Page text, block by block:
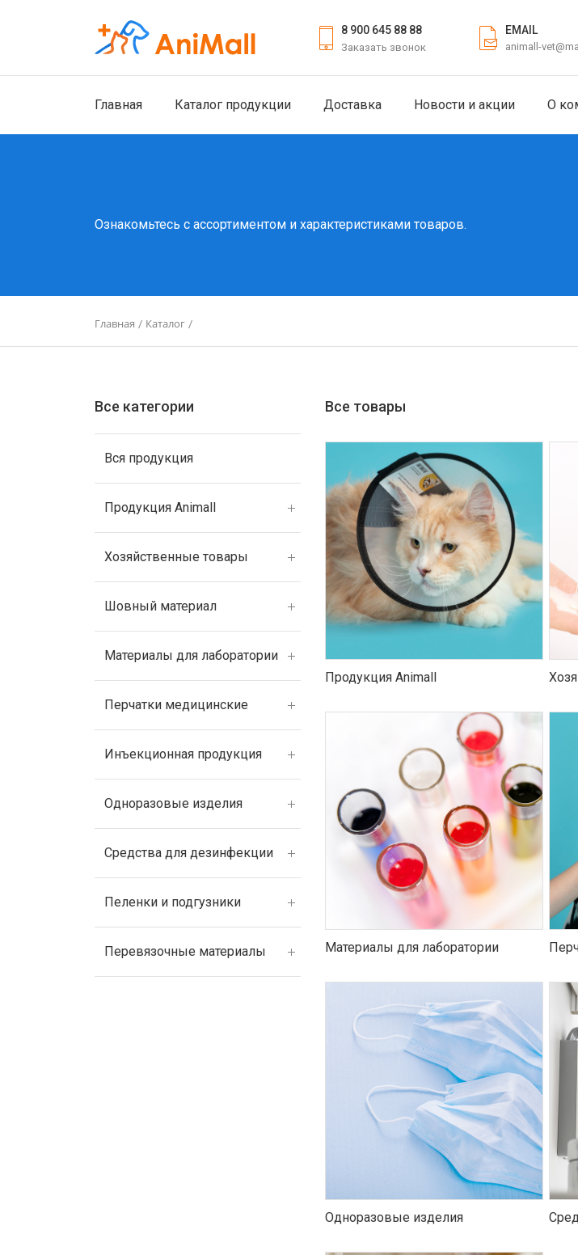
8 900 645 88 88
Заказать звонок
EMAIL
animall-
Главная Каталог продукции Доставка Новости и акции О
Ознакомьтесь с ассортиментом и характеристиками товаров.
Главная / Каталог /
Все категории
Вся продукция
Продукция Animall
Хозяйственные товары
Шовный материал
Материалы для лаборатории
Перчатки медицинские
Инъекционная продукция
Одноразовые изделия
Средства для дезинфекции
Пеленки и подгузники
Перевязочные материалы
Все товары
Продукция Animall
Материалы для лаборатории
Одноразовые изделия